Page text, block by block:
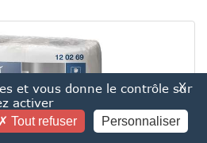
X
et vous donne le contrôle sur
activer
Tout refuser Personnaliser